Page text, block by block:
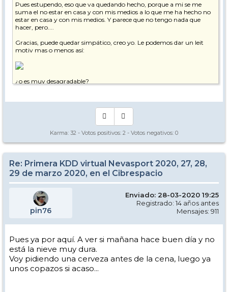
Pues estupendo, eso que va quedando hecho, porque a mi se me
suma el no estar en casa y con mis medios a lo que me ha hecho no
estar en casa y con mis medios. Y parece que no tengo nada que
hacer, pero....
Gracias, puede quedar simpático, creo yo. Le podemos dar un leit
motiv mas o menos así:
¿o es muy desagradable?
envolverla con algo de humor.
Karma: 32 - Votos positivos: 2 - Votos negativos: 0
Re: Primera KDD virtual Nevasport 2020, 27, 28,
29 de marzo 2020, en el Cibrespacio
pin76
Enviado: 28-03-2020 19:25
Registrado: 14 años antes
Mensajes: 911
Pues ya por aquí. A ver si mañana hace buen día y no
está la nieve muy dura.
Voy pidiendo una cerveza antes de la cena, luego ya
unos copazos si acaso...